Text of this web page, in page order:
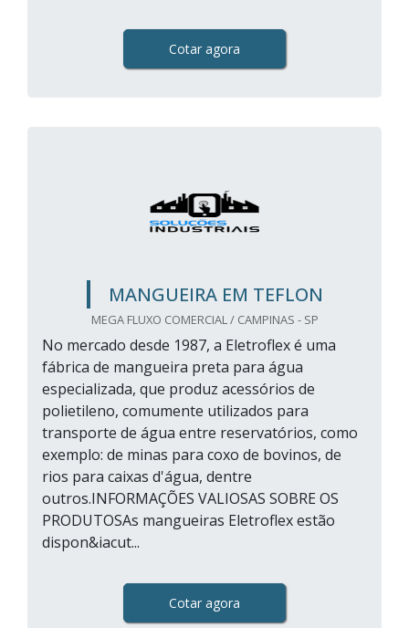
Cotar agora
MANGUEIRA EM TEFLON
MEGA FLUXO COMERCIAL / CAMPINAS - SP
No mercado desde 1987, a Eletroflex é uma
fábrica de mangueira preta para água
especializada, que produz acessórios de
polietileno, comumente utilizados para
transporte de água entre reservatórios, como
exemplo: de minas para coxo de bovinos, de
rios para caixas d'água, dentre
outros.INFORMAÇÕES VALIOSAS SOBRE OS
PRODUTOSAs mangueiras Eletroflex estão
dispon&iacut...
Cotar agora